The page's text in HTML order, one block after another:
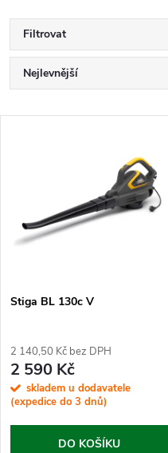
Filtrovat
Ř
a
n
p
r
o
d
Nejlevnější
p
s
r
o
Stiga BL 130c V
2 140,50 Kč bez DPH
2 590 Kč
skladem u dodavatele
(expedice do 3 dnů)
DO KOŠÍKU